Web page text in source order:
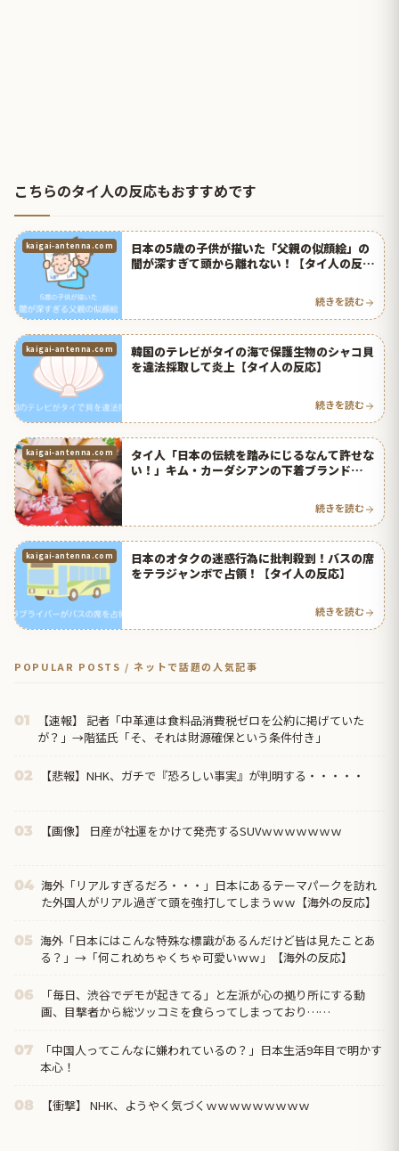
こちらのタイ人の反応もおすすめです
kaigai-antenna.com
日本の5歳の子供が描いた「父親の似顔絵」の
闇が深すぎて頭から離れない！【タイ人の反
続きを読む
kaigai-antenna.com
韓国のテレビがタイの海で保護生物のシャコ貝
を違法採取して炎上【タイ人の反応】
続きを読む
kaigai-antenna.com
タイ人「日本の伝統を踏みにじるなんて許せな
い！」キム・カーダシアンの下着ブランド
続きを読む
kaigai-antenna.com
日本のオタクの迷惑行為に批判殺到！バスの席
をテラジャンボで占領！【タイ人の反応】
続きを読む
POPULAR POSTS / ネットで話題の人気記事
01
【速報】 記者「中革連は食料品消費税ゼロを公約に掲げていた
が？」→階猛氏「そ、それは財源確保という条件付き」
02 【悲報】NHK、ガチで『恐ろしい事実』が判明する・・・・・
03 【画像】 日産が社運をかけて発売するSUVｗｗｗｗｗｗｗ
04 海外「リアルすぎるだろ・・・」日本にあるテーマパークを訪れ
た外国人がリアル過ぎて頭を強打してしまうｗｗ【海外の反応】
05 海外「日本にはこんな特殊な標識があるんだけど皆は見たことあ
る？」→「何これめちゃくちゃ可愛いｗｗ」【海外の反応】
06
「毎日、渋谷でデモが起きてる」と左派が心の拠り所にする動
画、目撃者から総ツッコミを食らってしまっており……
07
「中国人ってこんなに嫌われているの？」日本生活9年目で明かす
本心！
08 【衝撃】 NHK、ようやく気づくｗｗｗｗｗｗｗｗｗ